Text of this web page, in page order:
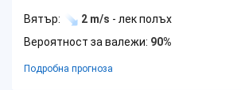
Вятър: 2 m/s - лек полъх
Вероятност за валежи: 90%
Подробна прогноза